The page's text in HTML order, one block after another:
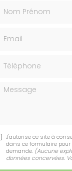
Message
J'autorise ce site à
dans ce formulaire
demande. (Aucune
données concervées.